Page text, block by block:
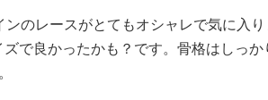
のレースがとてもオシャレで気に入
で良かったかも？です。骨格はしっ